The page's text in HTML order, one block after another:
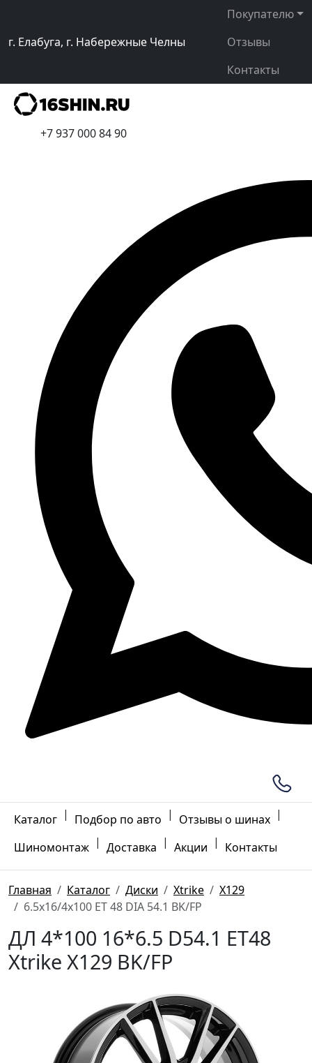
г. Елабуга, г. Набережные Челны
Покупателю
Отзывы
Контакты
+7 937 000 84 90
Каталог | Подбор по авто | Отзывы о шинах |
Шиномонтаж | Доставка | Акции | Контакты
Главная Каталог Диски Xtrike
X129
6.5x16/4x100 ET 48 DIA 54.1 BK/FP
ДЛ 4*100 16*6.5 D54.1 ET48
Xtrike X129 BK/FP